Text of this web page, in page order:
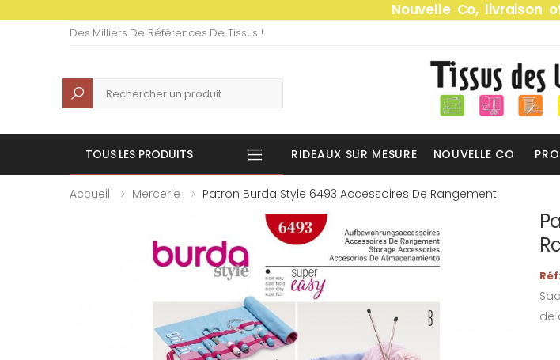
Nouvelle Co, livraison
Des Milliers De Références De Tissus !
Recherche
TOUS LES PRODUITS RIDEAUX SUR MESURE NOUVELLE CO
Accueil Mercerie Patron Burda Style 6493 Accessoires De Rangement
de